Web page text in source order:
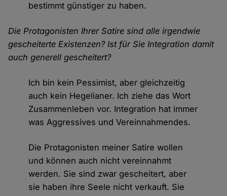
bestimmt günstiger zu haben.
Die Protagonisten Ihrer Satire sind alle irgendwie
gescheiterte Existenzen? Ist für Sie Integration damit
auch generell gescheitert?
Ich bin kein Pessimist, aber gleichzeitig
auch kein Hegelianer. Ich ziehe das Wort
Zusammenleben vor. Integration hat immer
was Aggressives und Vereinnahmendes.
Die Protagonisten meiner Satire wollen
und können auch nicht vereinnahmt
werden. Sie sind zwar gescheitert, aber
sie haben ihre Seele nicht verkauft. Sie